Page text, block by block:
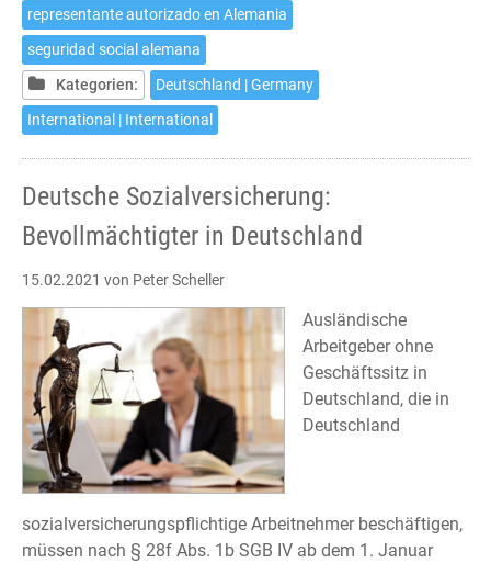
Alemania
representante autorizado en Alemania
seguridad social alemana
Kategorien:
Deutschland | Germany
International | International
Deutsche Sozialversicherung:
Bevollmächtigter in Deutschland
15.02.2021 von Peter Scheller
Ausländische
Arbeitgeber ohne
Geschäftssitz in
Deutschland, die in
Deutschland
sozialversicherungspflichtige Arbeitnehmer beschäftigen,
müssen nach § 28f Abs. 1b SGB IV ab dem 1. Januar